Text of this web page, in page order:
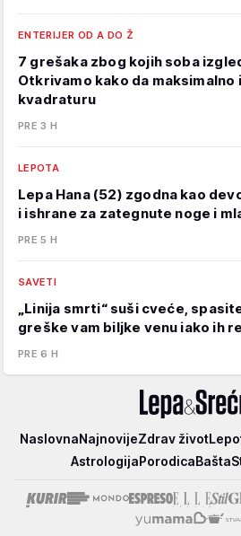
ENTERIJER OD A DO Ž
7 grešaka zbog kojih soba
Otkrivamo kako da
kvadraturu
PRE 3 H
LEPOTA
Lepa Hana (52) zgodna kao
i ishrane za zategnute noge i
PRE 5 H
SAVETI
„Linija smrti“ suši cveće,
greške vam biljke venu iako ih
PRE 6 H
Lepa
NaslovnaNajnovijeZdrav život
AstrologijaPorodicaBašta